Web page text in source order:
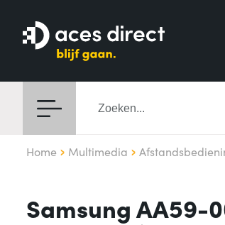
Home Multimedia
Samsung AA59-